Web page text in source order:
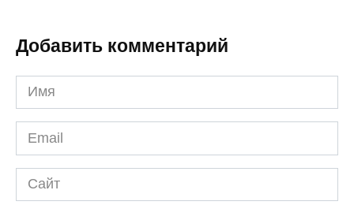
Добавить комментарий
Имя
*
Email
*
Сайт